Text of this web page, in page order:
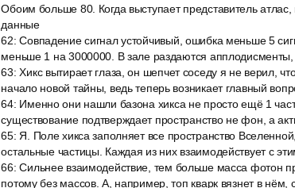
Обоим больше 80. Когда выступает представитель
данные
62:Совпадение сигнал устойчивый, ошибка меньше 5
меньше 1 на 3000000. В зале раздаются
63:Хикс вытирает глаза, он шепчет соседу я не верил,
начало новой тайны, ведь теперь возникает главный
64: Именно они нашли базона хикса не просто ещё 1
существование подтверждает пространство не фон, а
65: Я. Поле хикса заполняет все пространство
остальные частицы. Каждая из них взаимодействует с
66:Сильнее взаимодействие, тем больше масса фотон
потому без массов. А, например, топ кварк вязнет в нём,